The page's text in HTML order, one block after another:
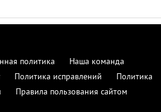
политика
Наша команда
Политика исправлений
Политика
Правила пользования сайтом